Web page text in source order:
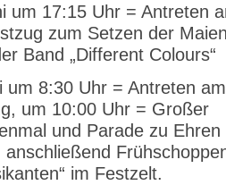
um 17:15 Uhr = Antreten
zum Setzen der
Band „Different Colours“
um 8:30 Uhr = Antreten
um 10:00 Uhr = Großer
und Parade zu Ehren
im Festzelt.